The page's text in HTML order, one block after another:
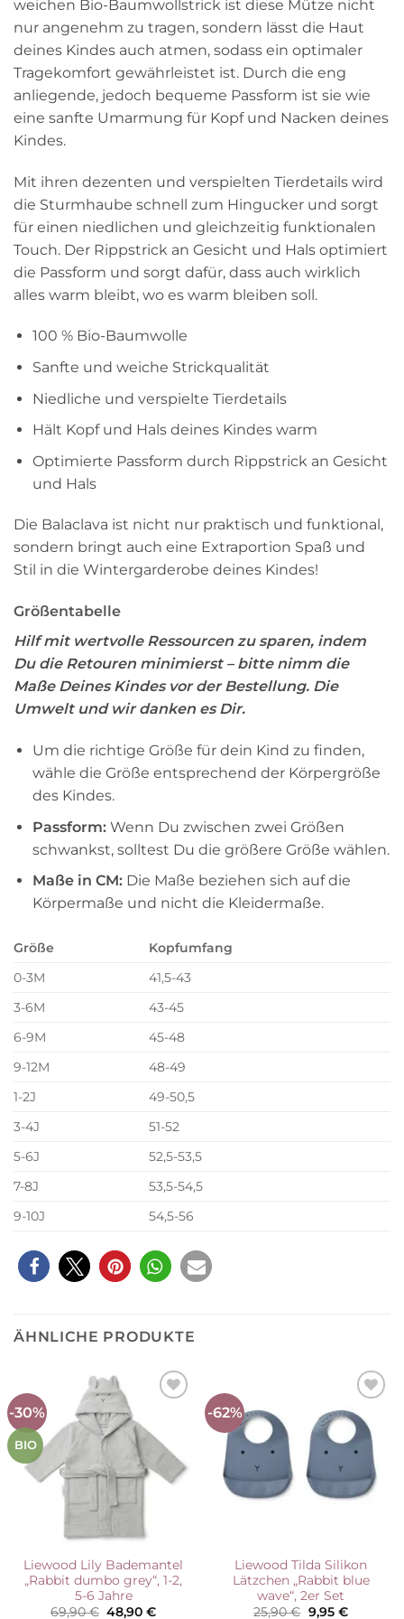
weichen Bio-Baumwollstrick ist diese Mütze nicht
nur angenehm zu tragen, sondern lässt die Haut
deines Kindes auch atmen, sodass ein optimaler
Tragekomfort gewährleistet ist. Durch die eng
anliegende, jedoch bequeme Passform ist sie wie
eine sanfte Umarmung für Kopf und Nacken deines
Kindes.
Mit ihren dezenten und verspielten Tierdetails wird
die Sturmhaube schnell zum Hingucker und sorgt
für einen niedlichen und gleichzeitig funktionalen
Touch. Der Rippstrick an Gesicht und Hals optimiert
die Passform und sorgt dafür, dass auch wirklich
alles warm bleibt, wo es warm bleiben soll.
100 % Bio-Baumwolle
Sanfte und weiche Strickqualität
Niedliche und verspielte Tierdetails
Hält Kopf und Hals deines Kindes warm
Optimierte Passform durch Rippstrick an Gesicht
und Hals
Die Balaclava ist nicht nur praktisch und funktional,
sondern bringt auch eine Extraportion Spaß und
Stil in die Wintergarderobe deines Kindes!
Größentabelle
Hilf mit wertvolle Ressourcen zu sparen, indem
Du die Retouren minimierst – bitte nimm die
Maße Deines Kindes vor der Bestellung. Die
Umwelt und wir danken es Dir.
Um die richtige Größe für dein Kind zu finden,
wähle die Größe entsprechend der Körpergröße
des Kindes.
Passform:Wenn Du zwischen zwei Größen
schwankst, solltest Du die größere Größe wählen.
Maße in CM:Die Maße beziehen sich auf die
Körpermaße und nicht die Kleidermaße.
Größe
Kopfumfang
0-3M
41,5-43
3-6M
43-45
6-9M
45-48
9-12M
48-49
1-2J
49-50,5
3-4J
51-52
5-6J
52,5-53,5
7-8J
53,5-54,5
9-10J
54,5-56
ÄHNLICHE PRODUKTE
-30%
BIO
Auf die
Wunschliste
Liewood Lily Bademantel
„Rabbit dumbo grey“, 1-2,
5-6 Jahre
69,90€ Ursprünglicher
48,90€Aktueller
-62%
Auf die
Wunschliste
Liewood Tilda Silikon
Lätzchen „Rabbit blue
wave“, 2er Set
25,90€ Ursprünglicher
9,95 €Aktueller